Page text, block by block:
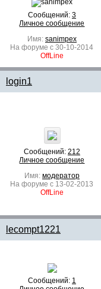
Сообщений: 3
Личное сообщение
Имя: sanimpex
На форуме с 30-10-2014
OffLine
login1
Сообщений: 212
Личное сообщение
Имя: модератор
На форуме с 13-02-2013
OffLine
lecompt1221
Сообщений: 1